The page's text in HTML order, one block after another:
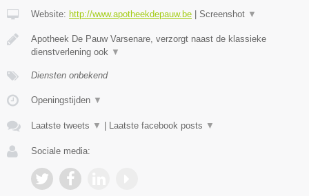
Website: http://www.apotheekdepauw.be Screenshot ▼
Apotheek De Pauw Varsenare, verzorgt naast de klassieke
dienstverlening ook ▼
Diensten onbekend
Openingstijden ▼
Laatste tweets ▼ Laatste facebook posts ▼
Sociale media: